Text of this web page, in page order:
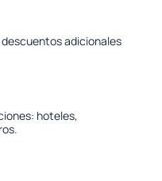
adicionales
hoteles,